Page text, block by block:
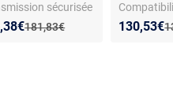
sécurisée
Satel -
Ancien prix :
181,83€
prix :
de : Nouveau
130,53€